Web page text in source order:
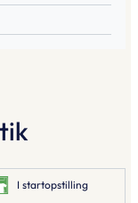
I startopstilling